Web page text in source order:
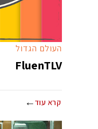
העולם הגדול
FluenTLV
קרא עוד